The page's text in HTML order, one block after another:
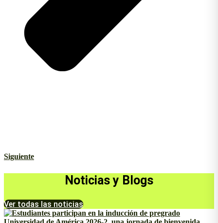
Siguiente
Noticias y Blogs
Ver todas las noticias